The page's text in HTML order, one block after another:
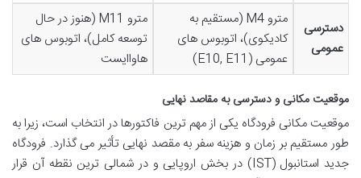
دسترسی
عمومی
مترو M4 (مستقیم به
کادیکوی)، اتوبوس های
عمومی (E10, E11)
مترو M11 (هنوز در حال
توسعه کامل)، اتوبوس های
هاواایست
موقعیت مکانی و دسترسی به مقاصد نهایی
موقعیت مکانی فرودگاه یکی از مهم ترین فاکتورها در انتخاب است، زیرا به
طور مستقیم بر زمان و هزینه سفر به مقصد نهایی تأثیر می گذارد. فرودگاه
جدید استانبول (IST) در بخش اروپایی و در شمالی ترین نقطه آن قرار